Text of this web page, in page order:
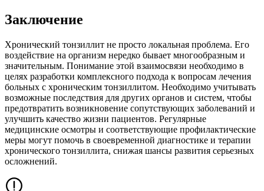
Заключение
Хронический тонзиллит не просто локальная проблема. Его
воздействие на организм нередко бывает многообразным и
значительным. Понимание этой взаимосвязи необходимо в
целях разработки комплексного подхода к вопросам лечения
больных с хроническим тонзиллитом. Необходимо учитывать
возможные последствия для других органов и систем, чтобы
предотвратить возникновение сопутствующих заболеваний и
улучшить качество жизни пациентов. Регулярные
медицинские осмотры и соответствующие профилактические
меры могут помочь в своевременной диагностике и терапии
хронического тонзиллита, снижая шансы развития серьезных
осложнений.